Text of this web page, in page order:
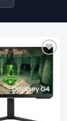
AJOUTER
À LA
LISTE
D'ENVIES